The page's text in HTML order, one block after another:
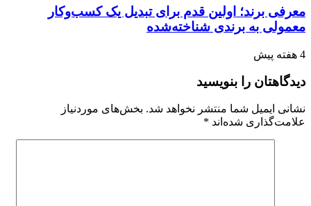
معرفی برند؛ اولین قدم برای تبدیل یک کسب‌وکار
معمولی به برندی شناخته‌شده
4 هفته پیش
دیدگاهتان را بنویسید
نشانی ایمیل شما منتشر نخواهد شد. بخش‌های موردنیاز
علامت‌گذاری شده‌اند *